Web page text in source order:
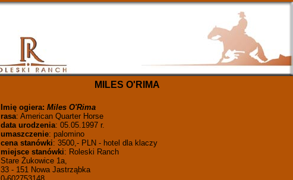
MILES O'RIMA
Imię ogiera: Miles O'Rima
rasa: American Quarter Horse
data urodzenia: 05.05.1997 r.
umaszczenie: palomino
cena stanówki: 3500,- PLN - hotel dla klaczy
miejsce stanówki: Roleski Ranch
Stare Żukowice 1a,
33 - 151 Nowa Jastrząbka